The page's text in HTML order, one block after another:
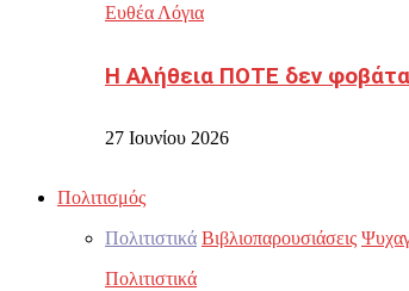
Ευθέα Λόγια
Η Αλήθεια ΠΟΤΕ δεν
27 Ιουνίου 2026
Πολιτισμός
Πολιτιστικά Βιβλιοπαρουσιάσεις
Πολιτιστικά